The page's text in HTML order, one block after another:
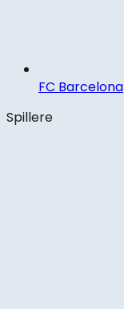
FC Barcelona
Spillere